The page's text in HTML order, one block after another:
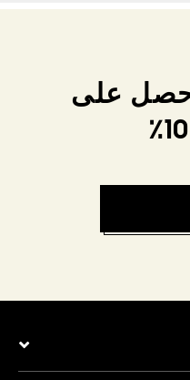
على